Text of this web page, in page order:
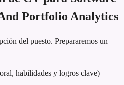
Portfolio Analytics
del puesto. Prepararemos un
habilidades y logros clave)